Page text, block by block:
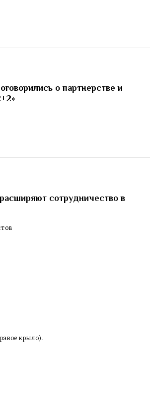
о партнерстве и
сотрудничество в
крыло).